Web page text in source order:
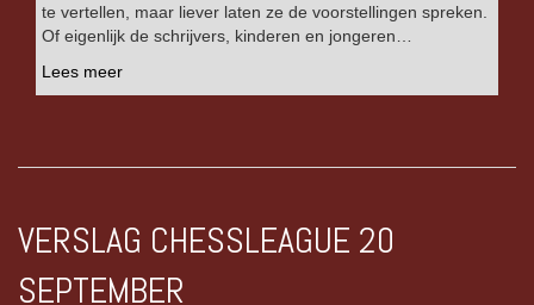
te vertellen, maar liever laten ze de voorstellingen spreken.
Of eigenlijk de schrijvers, kinderen en jongeren…
Lees meer
VERSLAG CHESSLEAGUE 20
SEPTEMBER